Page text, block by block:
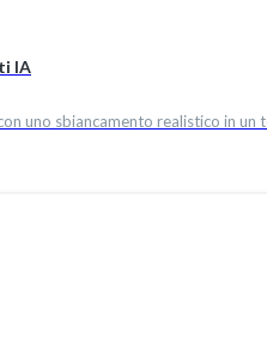
IA
uno sbiancamento realistico in un